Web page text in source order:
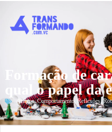
Formação de
qual o papel da
Artigos,Comportamento, Reflexões,